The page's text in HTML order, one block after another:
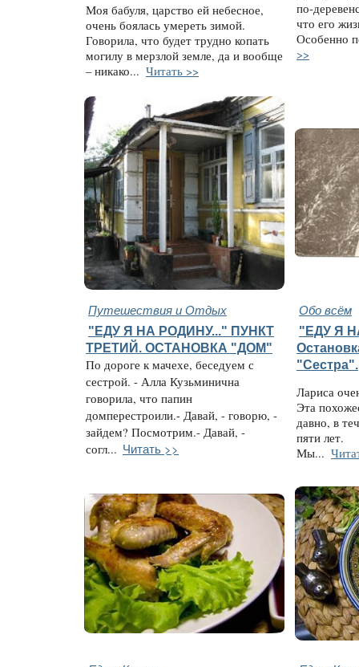
Моя бабуля, царство ей небесное,
очень боялась умереть зимой.
Говорила, что будет трудно копать
могилу в мерзлой земле, да и вообще
– никако... Читать >>
по-
что его
Особенно
>>
Путешествия и Отдых Обо всём
"ЕДУ Я НА РОДИНУ..." ПУНКТ
ТРЕТИЙ. ОСТАНОВКА "ДОМ"
По дороге к мачехе, беседуем с
сестрой. - Алла Кузьминична
говорила, что папин
домперестроили.- Давай, - говорю, -
зайдем? Посмотрим.- Давай, -
согл... Читать >>
"ЕДУ Я
"Сестра".
Лариса
Эта
давно, в
пяти лет.
Мы...